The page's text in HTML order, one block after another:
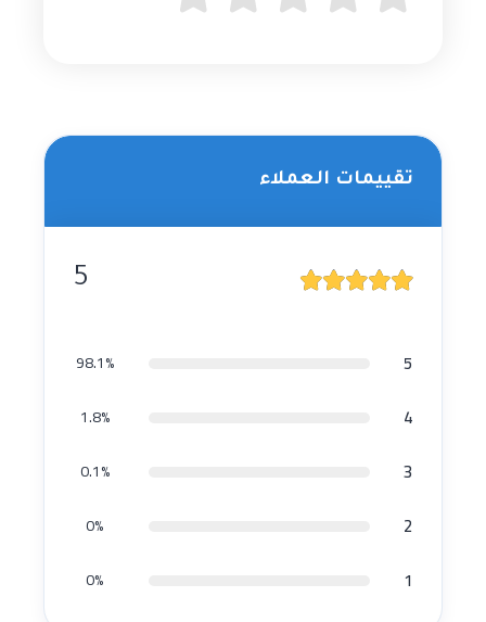
تقييمات العملاء
5
5
98.1%
4
1.8%
3
0.1%
2
0%
1
0%